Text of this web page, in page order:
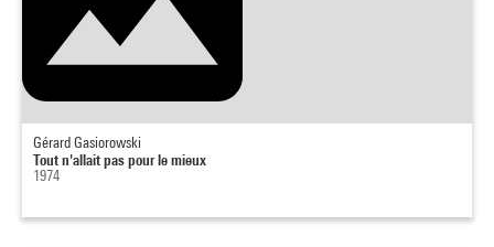
Gérard Gasiorowski
Tout n'allait pas pour le mieux
1974